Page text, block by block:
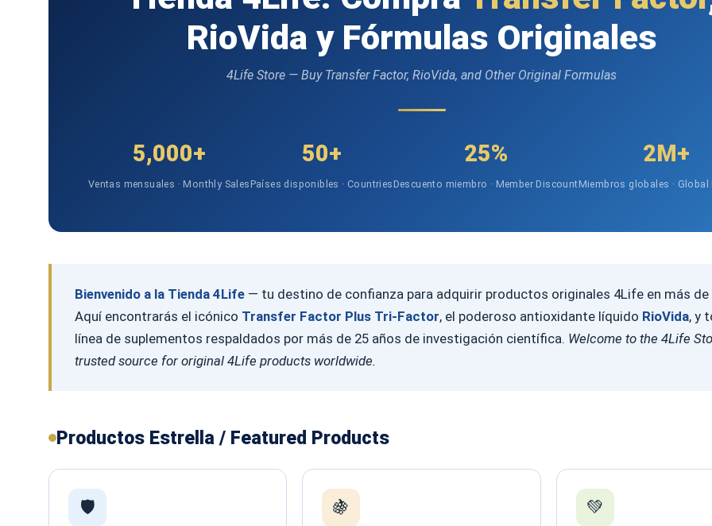
RioVida y Fórmulas Originales
4Life Store — Buy Transfer Factor, RioVida, and Other Original Formulas
5,000+
Ventas mensuales · Monthly Sales
50+
Países disponibles · Countries
25%
Descuento miembro · Member Discount
2M+
Miembros globales · Global
Bienvenido a la Tienda 4Life— tu destino de confianza para adquirir productos originales 4Life en más de
Aquí encontrarás el icónico Transfer Factor Plus Tri-Factor, el poderoso antioxidante líquido RioVida, y
línea de suplementos respaldados por más de 25 años de investigación científica. Welcome to the 4Life
trusted source for original 4Life products worldwide.
Productos Estrella / Featured Products
🛡️ 🍇 💚